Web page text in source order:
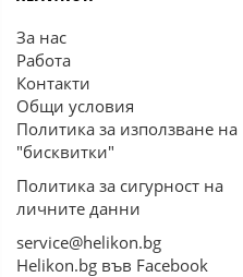
За нас
Работа
Контакти
Общи условия
Политика за използване на
"бисквитки"
Политика за сигурност на
личните данни
service@helikon.bg
Helikon.bg във Facebook